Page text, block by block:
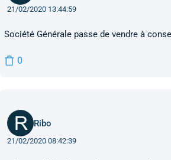
21/02/2020 13:44:59
Société Générale passe de vendre à
0
Ribo
21/02/2020 08:42:39